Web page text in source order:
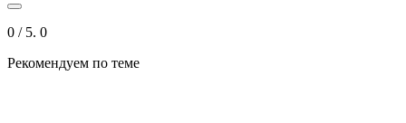
0 / 5. 0
Рекомендуем по теме